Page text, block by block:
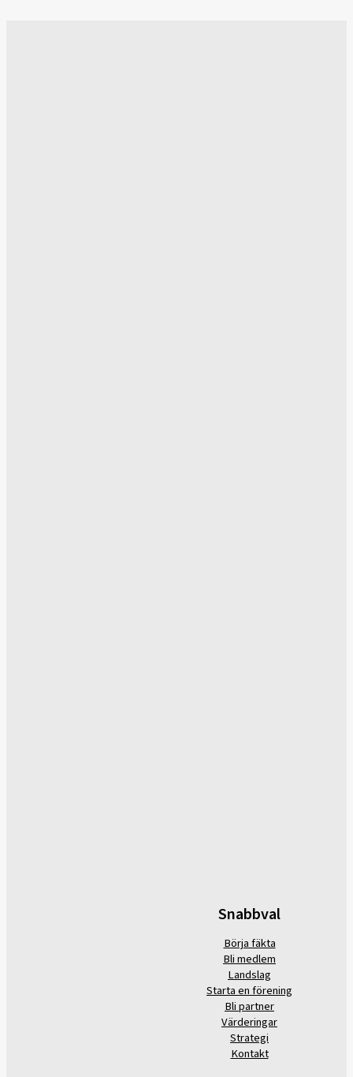
Snabbval
Börja fäkta
Bli medlem
Landslag
Starta en förening
Bli partner
Värderingar
Strategi
Kontakt